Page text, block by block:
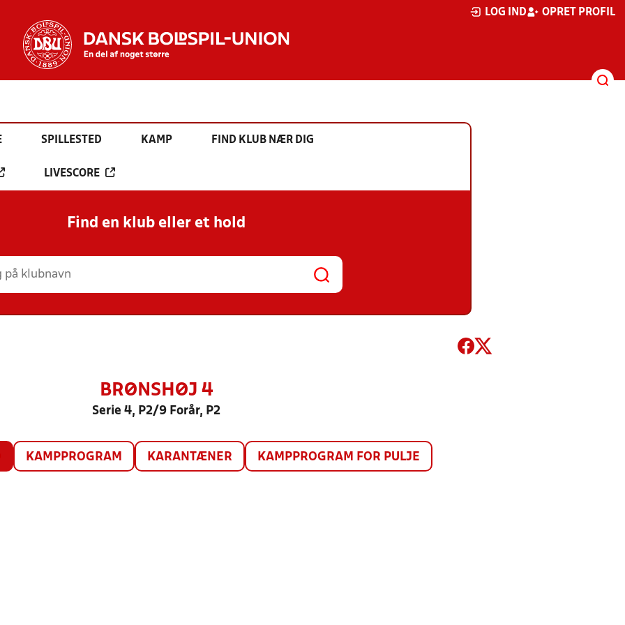
LOG IND OPRET PROFIL
SPILLESTED KAMP FIND KLUB NÆR DIG
LIVESCORE
Find en klub eller et hold
BRØNSHØJ 4
Serie 4, P2/9 Forår, P2
KAMPPROGRAM KARANTÆNER KAMPPROGRAM FOR PULJE